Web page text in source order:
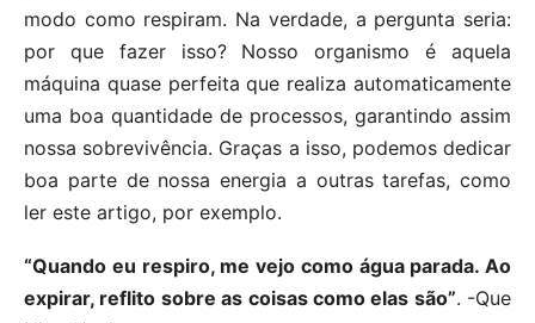
modo como respiram. Na verdade, a pergunta seria:
por que fazer isso? Nosso organismo é aquela
máquina quase perfeita que realiza automaticamente
uma boa quantidade de processos, garantindo assim
nossa sobrevivência. Graças a isso, podemos dedicar
boa parte de nossa energia a outras tarefas, como
ler este artigo, por exemplo.
“Quando eu respiro, me vejo como água parada. Ao
expirar, reflito sobre as coisas como elas são”. -Que